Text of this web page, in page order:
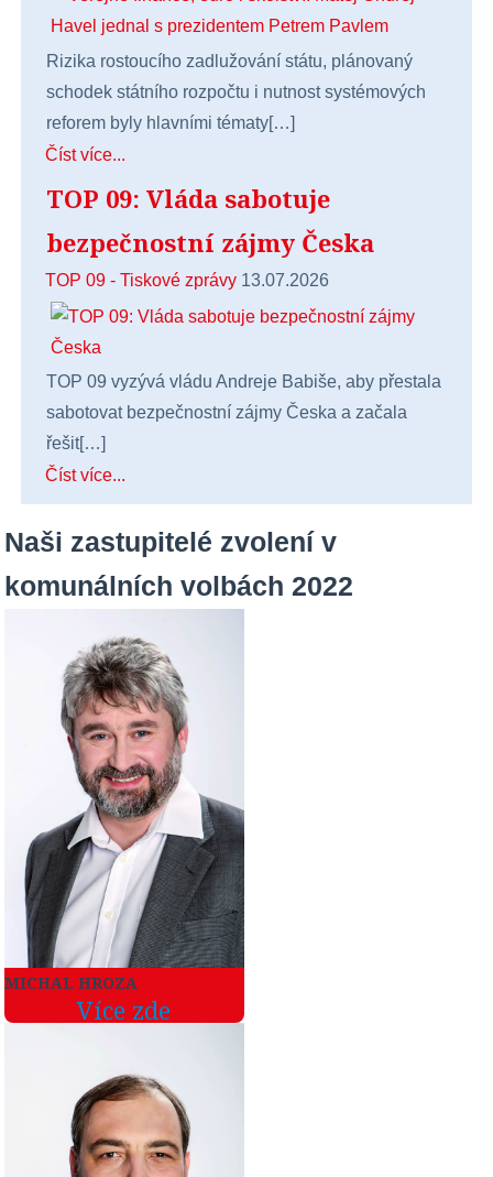
Rizika rostoucího zadlužování státu, plánovaný
schodek státního rozpočtu i nutnost systémových
reforem byly hlavními tématy[…]
Číst více...
TOP 09: Vláda sabotuje
bezpečnostní zájmy Česka
TOP 09 - Tiskové zprávy 13.07.2026
TOP 09 vyzývá vládu Andreje Babiše, aby přestala
sabotovat bezpečnostní zájmy Česka a začala
řešit[…]
Číst více...
Naši zastupitelé zvolení v
komunálních volbách 2022
MICHAL HROZA
Více zde